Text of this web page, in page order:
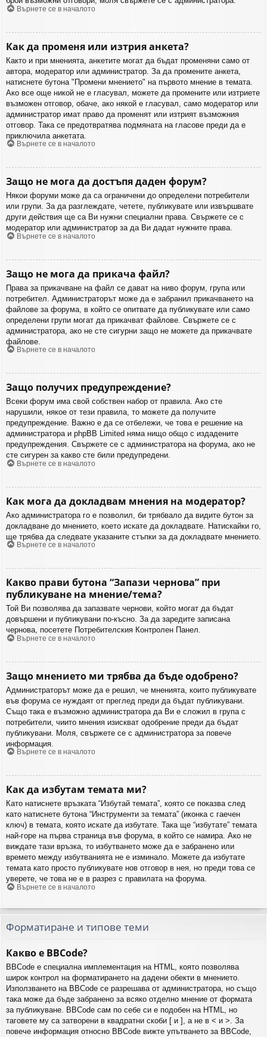
Върнете се в началото
Как да променя или изтрия анкета?
Както и при мненията, анкетите могат да бъдат променяни само от
автора, модератор или администратор. За да промените анкета,
натиснете бутона "Промени мнението" на първото мнение в темата.
Ако все още никой не е гласувал, можете да промените или изтриете
възможен отговор, обаче, ако някой е гласувал, само модератор или
администратор имат право да променят или изтрият възможния
отговор. Така се предотвратява подмяната на гласове преди да е
приключила анкетата.
Върнете се в началото
Защо не мога да достъпя даден форум?
Някои форуми може да са ограничени до определени потребители
или групи. За да разглеждате, четете, публикувате или извършвате
други действия ще са Ви нужни специални права. Свържете се с
модератор или администратор за да Ви дадат нужните права.
Върнете се в началото
Защо не мога да прикача файл?
Права за прикачване на файл се дават на ниво форум, група или
потребител. Администраторът може да е забранил прикачването на
файлове за форума, в който се опитвате да публикувате или само
определени групи могат да прикачват файлове. Свържете се с
администратора, ако не сте сигурни защо не можете да прикачвате
файлове.
Върнете се в началото
Защо получих предупреждение?
Всеки форум има свой собствен набор от правила. Ако сте
нарушили, някое от тези правила, то можете да получите
предупреждение. Важно е да се отбележи, че това е решение на
администратора и phpBB Limited няма нищо общо с издадените
предупреждения. Свържете се с администратора на форума, ако не
сте сигурен за какво сте били предупредени.
Върнете се в началото
Как мога да докладвам мнения на модератор?
Ако администратора го е позволил, би трябвало да видите бутон за
докладване до мнението, което искате да докладвате. Натискайки го,
ще трябва да следвате указаните стъпки за да докладвате мнението.
Върнете се в началото
Какво прави бутона “Запази чернова” при
публикуване на мнение/тема?
Той Ви позволява да запазвате чернови, който могат да бъдат
довършени и публикувани по-късно. За да заредите записана
чернова, посетете Потребителския Контролен Панел.
Върнете се в началото
Защо мнението ми трябва да бъде одобрено?
Администраторът може да е решил, че мненията, които публикувате
във форума се нуждаят от преглед преди да бъдат публикувани.
Също така е възможно администратора да Ви е сложил в група с
потребители, чиито мнения изискват одобрение преди да бъдат
публикувани. Моля, свържете се с администратора за повече
информация.
Върнете се в началото
Как да избутам темата ми?
Като натиснете връзката “Избутай темата”, която се показва след
като натиснете бутона “Инструменти за темата” (иконка с гаечен
ключ) в темата, която искате да избутате. Така ще “избутате” темата
най-горе на първа страница във форума, в който се намира. Ако не
виждате тази връзка, то избутването може да е забранено или
времето между избутванията не е изминало. Можете да избутате
темата като просто публикувате нов отговор в нея, но преди това се
уверете, че това не е в разрез с правилата на форума.
Върнете се в началото
Форматиране и типове теми
Какво е BBCode?
BBCode е специална имплементация на HTML, която позволява
широк контрол на форматирането на дадени обекти в мнението.
Използването на BBCode се разрешава от администратора, но също
така може да бъде забранено за всяко отделно мнение от формата
за публикуване. BBCode сам по себе си е подобен на HTML, но
таговете му са затворени в квадратни скоби [ и ], а не в < и >. За
повече информация относно BBCode вижте упътването за BBCode,